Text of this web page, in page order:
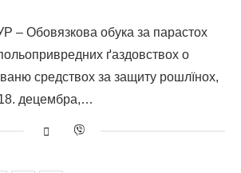
Обовязкова обука за парастох
ґаздовствох о
средствох за защиту рошлїнох,
децембра,…